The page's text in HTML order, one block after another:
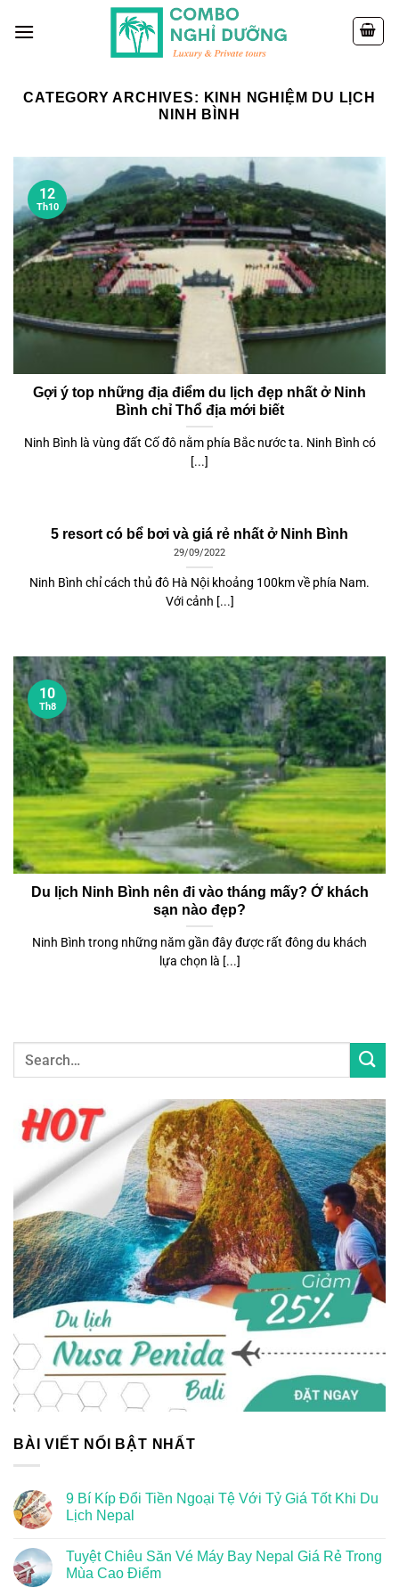
CATEGORY ARCHIVES: KINH NGHIỆM DU LỊCH
NINH BÌNH
Gợi ý top những địa điểm du lịch đẹp nhất ở Ninh
Bình chỉ Thổ địa mới biết
Ninh Bình là vùng đất Cố đô nằm phía Bắc nước ta. Ninh Bình có
[...]
12
Th10
5 resort có bể bơi và giá rẻ nhất ở Ninh Bình
29/09/2022
Ninh Bình chỉ cách thủ đô Hà Nội khoảng 100km về phía Nam.
Với cảnh [...]
Du lịch Ninh Bình nên đi vào tháng mấy? Ở khách
sạn nào đẹp?
Ninh Bình trong những năm gần đây được rất đông du khách
lựa chọn là [...]
10
Th8
BÀI VIẾT NỔI BẬT NHẤT
9 Bí Kíp Đổi Tiền Ngoại Tệ Với Tỷ Giá Tốt Khi Du
Lịch Nepal
Tuyệt Chiêu Săn Vé Máy Bay Nepal Giá Rẻ Trong
Mùa Cao Điểm